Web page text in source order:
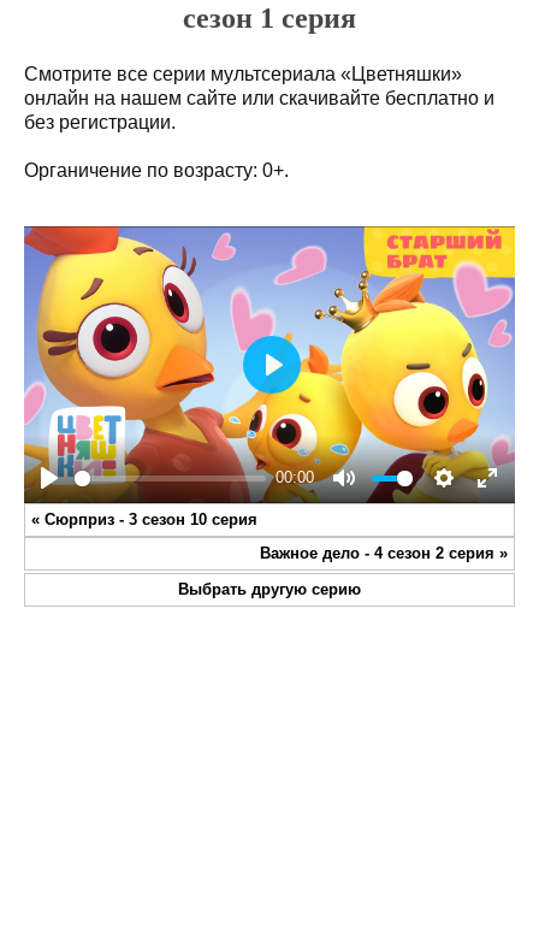
сезон 1 серия
Смотрите все серии мультсериала «Цветняшки»
онлайн на нашем сайте или скачивайте бесплатно и
без регистрации.
Органичение по возрасту: 0+.
Play
00:00
Mute Settings
Enter
Play
« Сюрприз - 3 сезон 10 серия
Важное дело - 4 сезон 2 серия »
Выбрать другую серию